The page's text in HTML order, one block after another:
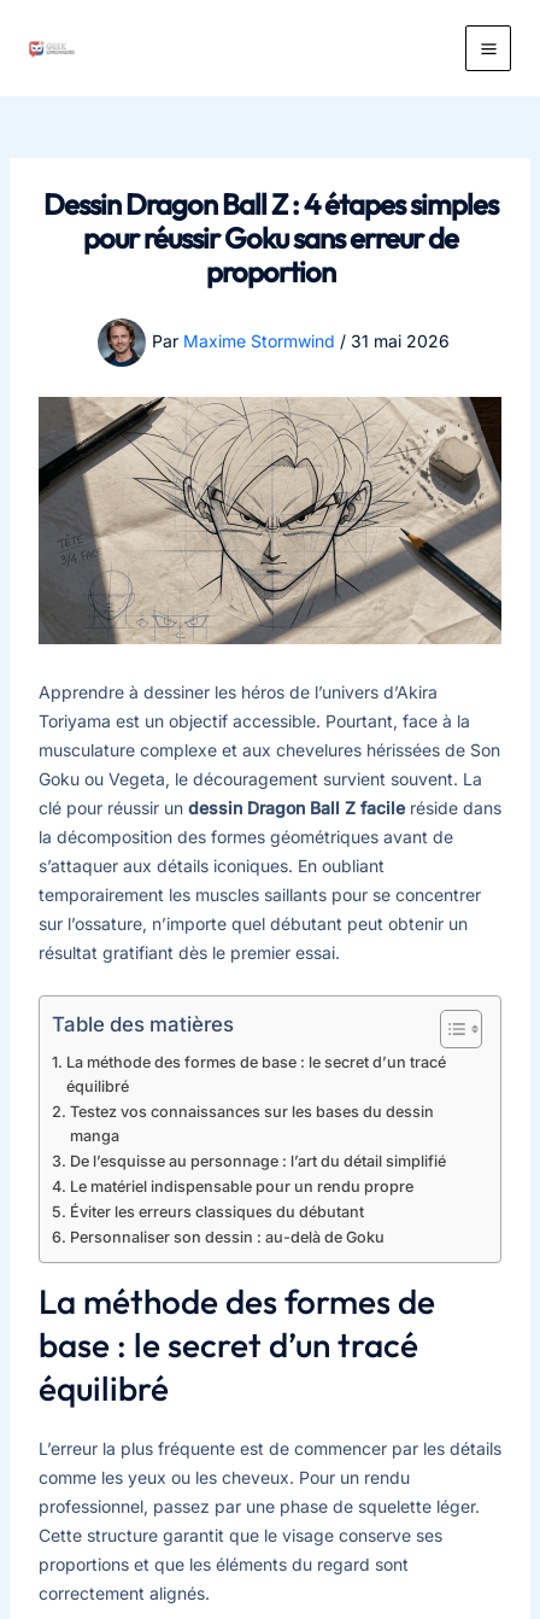
Main
Dessin Dragon Ball Z : 4 étapes simples
pour réussir Goku sans erreur de
proportion
Par Maxime Stormwind / 31 mai 2026
Apprendre à dessiner les héros de l’univers d’Akira
Toriyama est un objectif accessible. Pourtant, face à la
musculature complexe et aux chevelures hérissées de Son
Goku ou Vegeta, le découragement survient souvent. La
clé pour réussir un dessin Dragon Ball Z facileréside dans
la décomposition des formes géométriques avant de
s’attaquer aux détails iconiques. En oubliant
temporairement les muscles saillants pour se concentrer
sur l’ossature, n’importe quel débutant peut obtenir un
résultat gratifiant dès le premier essai.
Table des matières
La méthode des formes de base : le secret d’un tracé
équilibré
Testez vos connaissances sur les bases du dessin
manga
De l’esquisse au personnage : l’art du détail simplifié
Le matériel indispensable pour un rendu propre
Éviter les erreurs classiques du débutant
Personnaliser son dessin : au-delà de Goku
La méthode des formes de
base : le secret d’un tracé
équilibré
L’erreur la plus fréquente est de commencer par les détails
comme les yeux ou les cheveux. Pour un rendu
professionnel, passez par une phase de squelette léger.
Cette structure garantit que le visage conserve ses
proportions et que les éléments du regard sont
correctement alignés.